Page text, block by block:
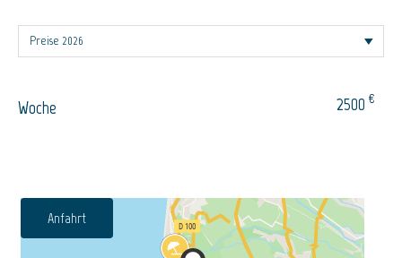
Woche 2500 €
Anfahrt